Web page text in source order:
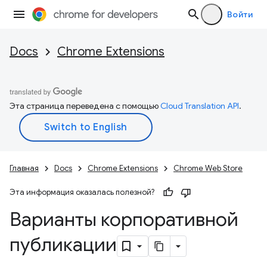
Войти
Docs Chrome Extensions
Эта страница переведена с помощьюCloud Translation API.
Главная Docs Chrome Extensions Chrome Web Store
Эта информация оказалась полезной?
Варианты корпоративной
публикации